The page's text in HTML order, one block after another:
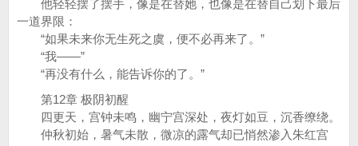
他轻轻摆了摆手，像是在替她，也像是在替自己划下最后
一道界限：
“如果未来你无生死之虞，便不必再来了。”
“我——”
“再没有什么，能告诉你的了。”
第12章 极阴初醒
四更天，宫钟未鸣，幽宁宫深处，夜灯如豆，沉香缭绕。
仲秋初始，暑气未散，微凉的露气却已悄然渗入朱红宫